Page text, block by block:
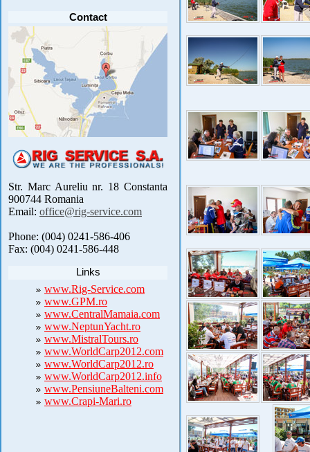
Contact
Str. Marc Aureliu nr. 18 Constanta
900744 Romania
Email: office@rig-service.com
Phone: (004) 0241-586-406
Fax: (004) 0241-586-448
Links
www.Rig-Service.com
www.GPM.ro
www.CentralMamaia.com
www.NeptunYacht.ro
www.MistralTours.ro
www.WorldCarp2012.com
www.WorldCarp2012.ro
www.WorldCarp2012.info
www.PensiuneBalteni.com
www.Crapi-Mari.ro